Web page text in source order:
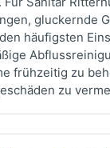
gluckernde
häufigsten
frühzeitig zu
zu